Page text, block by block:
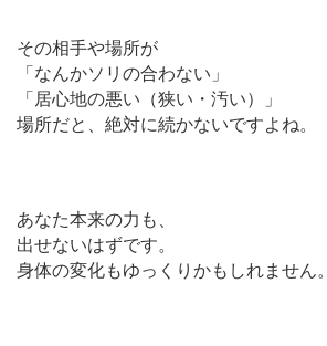
その相手や場所が
「なんかソリの合わない」
「居心地の悪い（狭い・汚い）」
場所だと、絶対に続かないですよね。
あなた本来の力も、
出せないはずです。
身体の変化もゆっくりかもしれません。